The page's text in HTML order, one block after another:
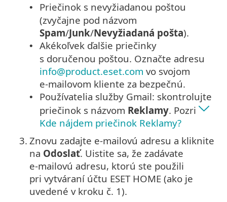
•
Priečinok s nevyžiadanou poštou
(zvyčajne pod názvom
Spam/Junk/Nevyžiadaná pošta).
•
Akékoľvek ďalšie priečinky
s doručenou poštou. Označte adresu
info@product.eset.com vo svojom
e‑mailovom kliente za bezpečnú.
•
Používatelia služby Gmail: skontrolujte
priečinok s názvom Reklamy. Pozri
Kde nájdem priečinok Reklamy?
3. Znovu zadajte e‑mailovú adresu a kliknite
na Odoslať. Uistite sa, že zadávate
e‑mailovú adresu, ktorú ste použili
pri vytváraní účtu ESET HOME (ako je
uvedené v kroku č. 1).